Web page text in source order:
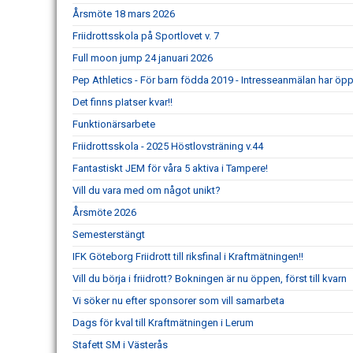
Årsmöte 18 mars 2026
Friidrottsskola på Sportlovet v. 7
Full moon jump 24 januari 2026
Pep Athletics - För barn födda 2019 - Intresseanmälan har
Det finns pIatser kvar!!
Funktionärsarbete
Friidrottsskola - 2025 Höstlovsträning v.44
Fantastiskt JEM för våra 5 aktiva i Tampere!
Vill du vara med om något unikt?
Årsmöte 2026
Semesterstängt
IFK Göteborg Friidrott till riksfinal i Kraftmätningen!!
Vill du börja i friidrott? Bokningen är nu öppen, först till kvarn
Vi söker nu efter sponsorer som vill samarbeta
Dags för kval till Kraftmätningen i Lerum
Stafett SM i Västerås